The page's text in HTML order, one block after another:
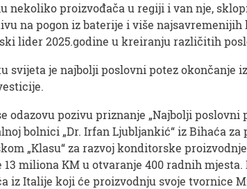
nekoliko proizvođača u regiji i van nje,
na pogon iz baterije i više
lider 2025.godine u kreiranju različitih
svijeta je najbolji poslovni potez
odazovu pozivu priznanje „Najbolji
bolnici „Dr. Irfan Ljubljankić“ iz Bihaća
„Klasu“ za razvoj konditorske
13 miliona KM u otvaranje 400 radnih
iz Italije koji će proizvodnju svoje tvornice